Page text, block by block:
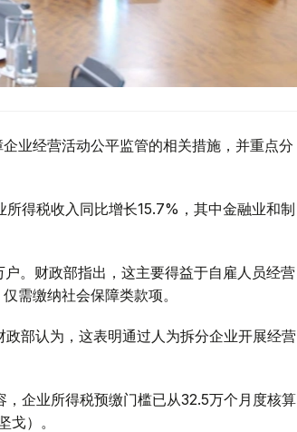
业经营活动公平监管的相关措施，并重点分
得税收入同比增长15.7%，其中金融业和制
。财政部指出，这主要得益于自雇人员经营
需缴纳社会保障类款项。
部认为，这表明通过人为拆分企业开展经营
企业所得税预缴门槛已从32.5万个月度核算
）。